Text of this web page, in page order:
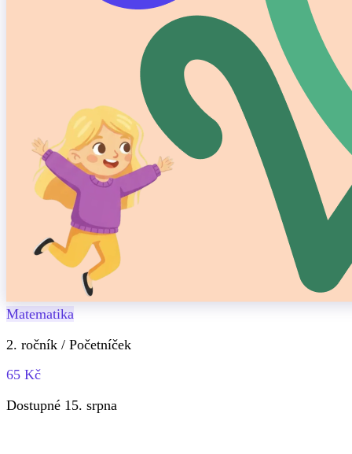
Matematika
2. ročník / Početníček
65 Kč
Dostupné 15. srpna